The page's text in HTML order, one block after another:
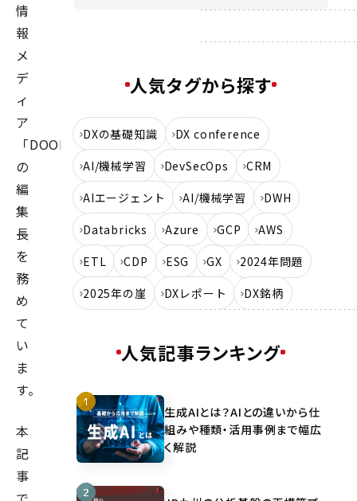
情
報
メ
デ
ィ
ア
「DOORS」
の
編
集
長
を
務
め
て
い
ま
す。
本
記
事
人気タグから探す
DXの基礎知識
DX conference
AI/機械学習
DevSecOps
CRM
AIエージェント
AI/機械学習
DWH
Databricks
Azure GCP
AWS
ETL
CDP ESG GX
2024年問題
2025年の崖
DXレポート DX銘柄
人気記事ランキング
生成AIとは？AIとの違いから仕
組みや種類・活用事例まで幅広
く解説